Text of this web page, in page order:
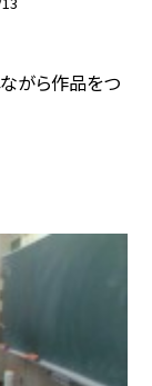
がら作品をつ